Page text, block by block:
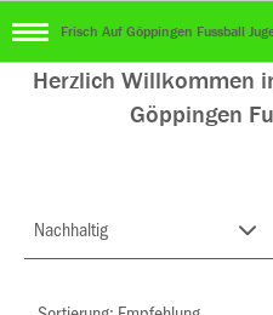
Frisch Auf Göppingen Fussball
Herzlich Willkommen
Göppingen
Nachhaltig